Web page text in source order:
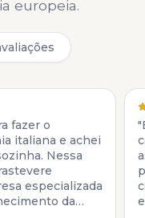
europeia.
fazer o
italiana e achei
Nessa
especializada
da